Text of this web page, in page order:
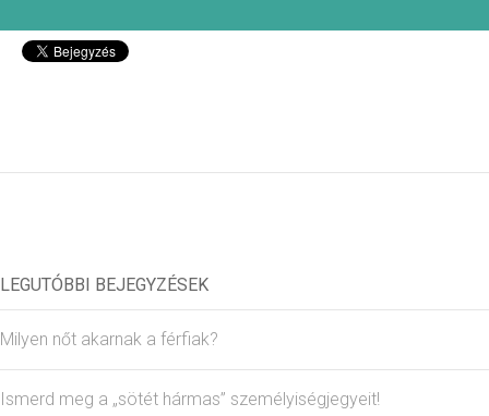
LEGUTÓBBI BEJEGYZÉSEK
Milyen nőt akarnak a férfiak?
Ismerd meg a „sötét hármas” személyiségjegyeit!